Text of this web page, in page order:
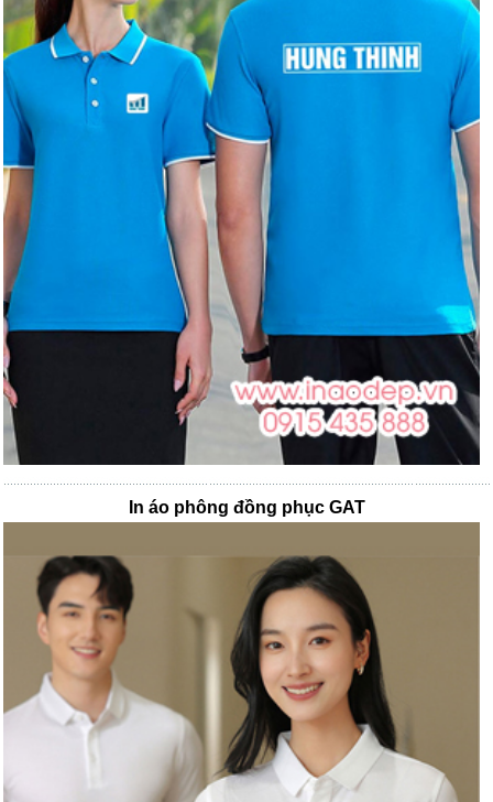
In áo phông đồng phục GAT